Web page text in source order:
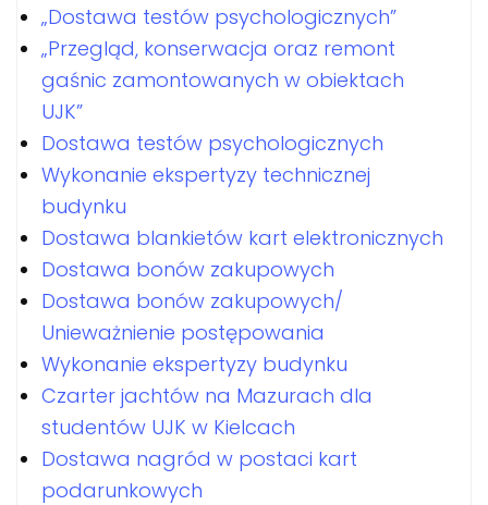
„Dostawa testów psychologicznych”
„Przegląd, konserwacja oraz remont
gaśnic zamontowanych w obiektach
UJK”
Dostawa testów psychologicznych
Wykonanie ekspertyzy technicznej
budynku
Dostawa blankietów kart elektronicznych
Dostawa bonów zakupowych
Dostawa bonów zakupowych/
Unieważnienie postępowania
Wykonanie ekspertyzy budynku
Czarter jachtów na Mazurach dla
studentów UJK w Kielcach
Dostawa nagród w postaci kart
podarunkowych